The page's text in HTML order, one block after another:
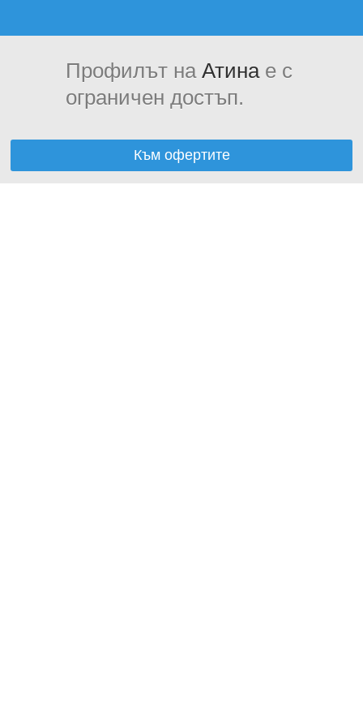
Профилът на Атинае с
ограничен достъп.
Към офертите